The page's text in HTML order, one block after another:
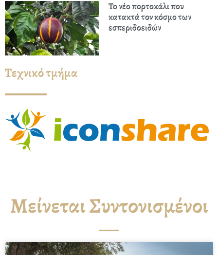
Το νέο πορτοκάλι που
κατακτά τον κόσμο των
εσπεριδοειδών
Τεχνικό τμήμα
Μείνεται Συντονισμένοι